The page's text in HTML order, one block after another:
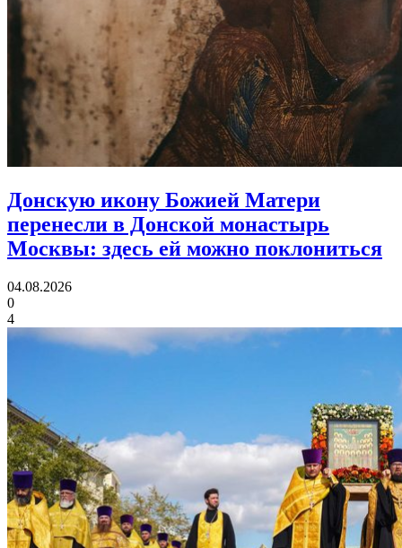
Донскую икону Божией Матери
перенесли в Донской монастырь
Москвы: здесь ей можно поклониться
04.08.2026
0
4